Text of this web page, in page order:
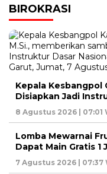
BIROKRASI
Kepala Kesbangpol
Disiapkan Jadi
8 Agustus 2026 | 07:01
Lomba Mewarnai
Dapat Main Gratis 1
7 Agustus 2026 | 07:37